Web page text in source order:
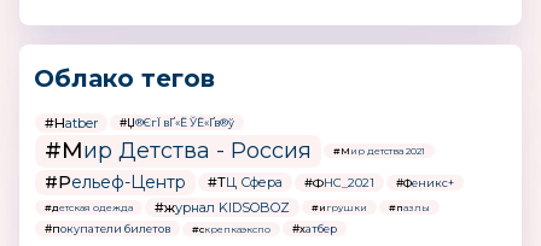
Облако тегов
#Hatber #Џ®ЄгЇ вҐ«Ё ЎЁ«Ґв®ў
#Мир Детства - Россия #Мир детства 2021
#Рельеф-Центр #ТЦ Сфера #ФНС_2021 #Феникс+
#детская одежда #журнал KIDSOBOZ #игрушки #пазлы
#покупатели билетов #скрепкаэкспо #хатбер